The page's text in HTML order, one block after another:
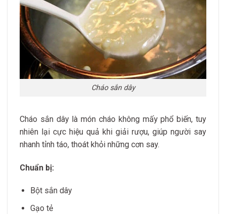
Cháo sắn dây
Cháo sắn dây là món cháo không mấy phổ biến, tuy
nhiên lại cực hiệu quả khi giải rượu, giúp người say
nhanh tỉnh táo, thoát khỏi những cơn say.
Chuẩn bị:
Bột sắn dây
Gạo tẻ